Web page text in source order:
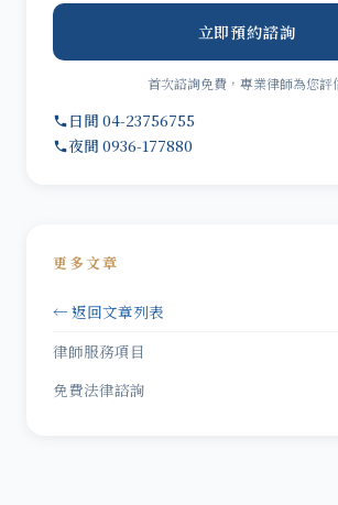
立即預約諮詢
首次諮詢免費，專業律師為您評
日間 04-23756755
夜間 0936-177880
更多文章
← 返回文章列表
律師服務項目
免費法律諮詢